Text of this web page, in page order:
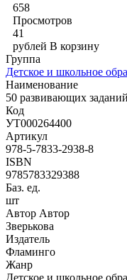
658
Просмотров
41
рублей В корзину
Группа
Детское и школьное
Наименование
50 развивающих
Код
УТ000264400
Артикул
978-5-7833-2938-8
ISBN
9785783329388
Баз. ед.
шт
Автор Автор
Зверькова
Издатель
Фламинго
Жанр
Детское и школьное